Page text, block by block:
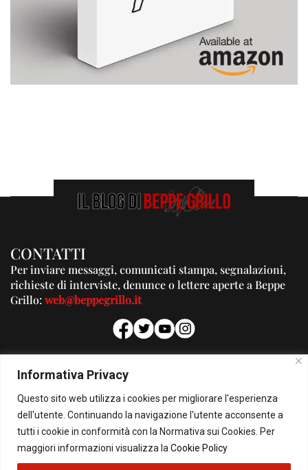
Informativa Privacy
Questo sito web utilizza i cookies per migliorare l'esperienza
dell'utente. Continuando la navigazione l'utente acconsente a
tutti i cookie in conformità con la Normativa sui Cookies. Per
maggiori informazioni visualizza la Cookie Policy
CONTATTI
Per inviare messaggi, comunicati stampa, segnalazioni,
richieste di interviste, denunce o lettere aperte a Beppe
Grillo:web@beppegrillo.it
PUBBLICITA'
Per la tua pubblicità su questo Blog:
pubblicita@beppegrillo.it